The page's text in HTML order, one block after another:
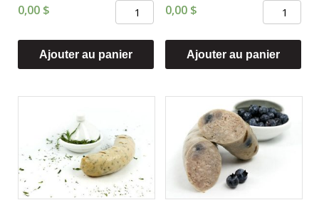
0,00 $
quantité
Pommes
et
Ajouter au panier
0,00 $
quantité
Poulet
cajun
Ajouter au panier